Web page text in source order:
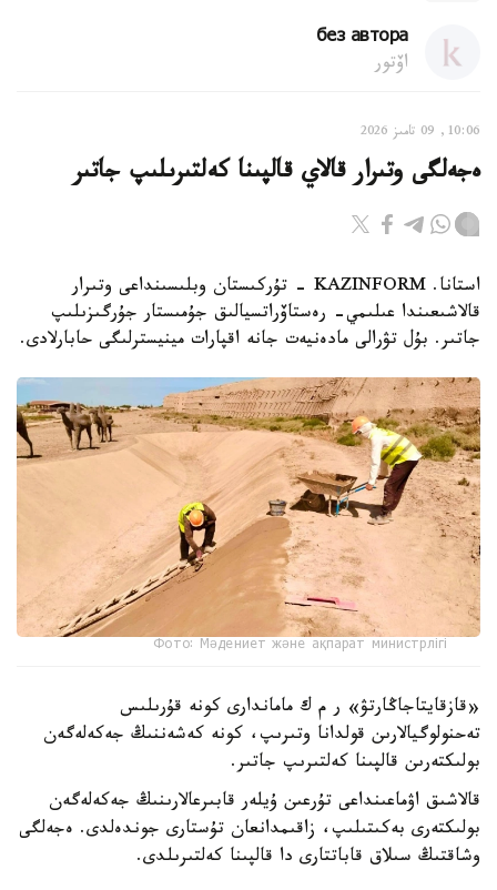
без автора
اۆتور
10:06, 09 تامىز 2026
ەجەلگى وتىرار قالاي قالپىنا كەلتىرىلىپ جاتىر
استانا. KAZINFORM - تۇركىستان وبلىسىنداعى وتىرار
قالاشىعىندا عىلىمي- رەستاۆراتسيالىق جۇمىستار جۇرگىزىلىپ
جاتىر. بۇل تۋرالى مادەنيەت جانە اقپارات مينيسترلىگى حابارلادى.
Фото: Мәдениет және ақпарат министрлігі
«قازقايتاجاڭارتۋ» ر م ك ماماندارى كونە قۇرىلىس
تەحنولوگيالارىن قولدانا وتىرىپ، كونە كەشەننىڭ جەكەلەگەن
بولىكتەرىن قالپىنا كەلتىرىپ جاتىر.
قالاشىق اۋماعىنداعى تۇرعىن ۇيلەر قابىرعالارىنىڭ جەكەلەگەن
بولىكتەرى بەكىتىلىپ، زاقىمدانعان تۇستارى جوندەلدى. ەجەلگى
وشاقتىڭ سىلاق قاباتتارى دا قالپىنا كەلتىرىلدى.